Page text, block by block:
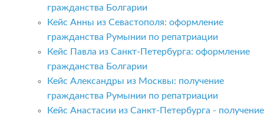
гражданства Болгарии
Кейс Анны из Севастополя: оформление
гражданства Румынии по репатриации
Кейс Павла из Санкт-Петербурга: оформление
гражданства Болгарии
Кейс Александры из Москвы: получение
гражданства Румынии по репатриации
Кейс Анастасии из Санкт-Петербурга - получение